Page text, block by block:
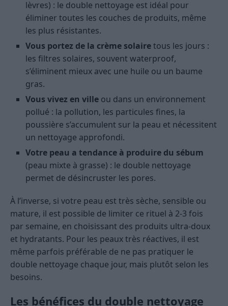
lèvres) : le double nettoyage est idéal pour
éliminer toutes les couches de produits, même
les plus résistantes.
Vous portez de la crème solairetous les jours :
les filtres solaires, souvent waterproof,
s’éliminent mieux avec une huile ou un baume
gras.
Vous vivez en ville ou dans un environnement
pollué : la pollution, les particules fines, la
poussière s’accumulent sur la peau et nécessitent
un nettoyage approfondi.
Votre peau a tendance à produire du sébum
(peau mixte à grasse) : le double nettoyage
permet de désincruster les pores.
À l’inverse, si votre peau est très sèche, sensible ou
mature, il est possible de limiter ce rituel à 2-3 fois
par semaine, en choisissant des produits ultra-doux
et hydratants. Pour les peaux très réactives, il est
même parfois préférable de ne pas pratiquer le
double nettoyage chaque jour, mais plutôt selon les
besoins.
Les bénéfices du double nettoyage